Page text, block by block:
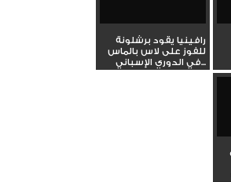
رافينيا يقود برشلونة
للفوز على لاس بالماس
في الدوري الإسباني...